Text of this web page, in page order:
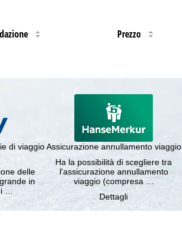
Prezzo
di viaggio
delle
in
…
Assicurazione annullamento viaggio
Ha la possibilità di scegliere tra
l'assicurazione annullamento
viaggio (compresa …
Dettagli